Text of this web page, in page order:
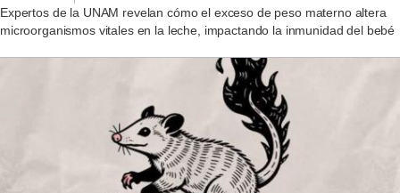
Expertos de la UNAM revelan cómo el exceso de peso materno altera
microorganismos vitales en la leche, impactando la inmunidad del bebé